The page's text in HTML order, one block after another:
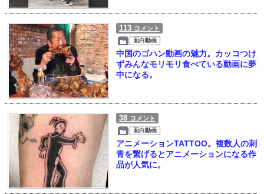
113 コメント
面白動画
中国のゴハン動画の魅力。カッコつけ
ずみんなモリモリ食べている動画に夢
中になる。
38 コメント
面白動画
アニメーションTATTOO。複数人の刺
青を繋げるとアニメーションになる作
品が人気に。